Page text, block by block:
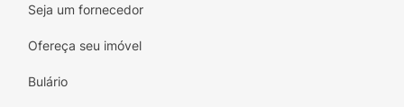
Seja um fornecedor
Ofereça seu imóvel
Bulário